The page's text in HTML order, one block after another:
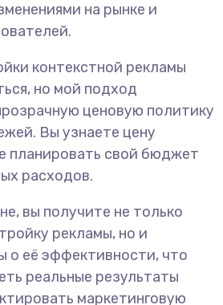
на рынке и
контекстной рекламы
но мой подход
ценовую политику
Вы узнаете цену
планировать свой бюджет
расходов.
вы получите не только
рекламы, но и
о её эффективности, что
реальные результаты
маркетинговую